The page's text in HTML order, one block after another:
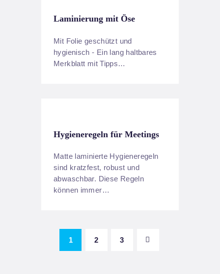
Laminierung mit Öse
Mit Folie geschützt und
hygienisch - Ein lang haltbares
Merkblatt mit Tipps…
Hygieneregeln für Meetings
Matte laminierte Hygieneregeln
sind kratzfest, robust und
abwaschbar. Diese Regeln
können immer…
1 2 3
>